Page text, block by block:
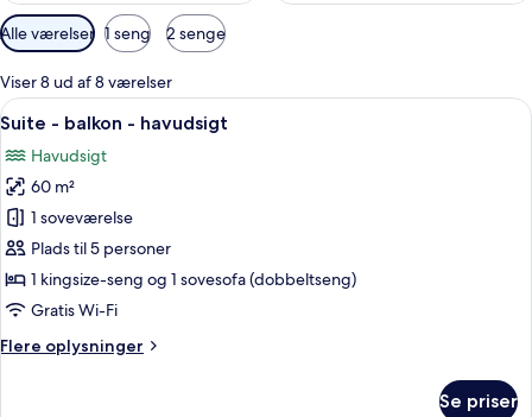
Tilgængelige
filtre
for
værelser
Alle værelser 1 seng 2 senge
Viser 8 ud af 8 værelser
Indlæs
alle
billeder
af
Suite
-
balkon
-
Et hotelværelse med en seng, et
7
Suite - balkon - havudsigt
Havudsigt
60 m²
1 soveværelse
Plads til 5 personer
1 kingsize-seng og 1 sovesofa (dobbeltseng)
Gratis Wi-Fi
Flere oplysninger
Flere
Se priser